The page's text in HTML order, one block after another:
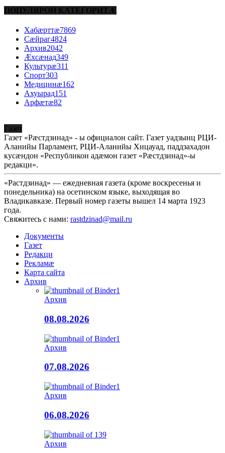
ПОПУЛЯРОН КАТЕГОРИТÆ
Хабæрттæ7869
Сæйраг4824
Архив2042
Æхсæнад349
Культурæ311
Спорт303
Медицинæ162
Ахуырад151
Арфæтæ82
Газет
Газет «Рæстдзинад» - ы официалон сайт. Газет уадзынц РЦИ-
Аланийы Парламент, РЦИ-Аланийы Хицауад, паддзахадон
кусæндон «Республикон адæмон газет «Рæстдзинад»-ы
редакци».
«Растдзинад» — ежедневная газета (кроме воскресенья и
понедельника) на осетинском языке, выходящая во
Владикавказе. Первый номер газеты вышел 14 марта 1923
года.
Свяжитесь с нами: rastdzinad@mail.ru
Документы
Газет
Редакци
Рекламæ
Карта сайта
Архив
Архив
08.08.2026
Архив
07.08.2026
Архив
06.08.2026
Архив